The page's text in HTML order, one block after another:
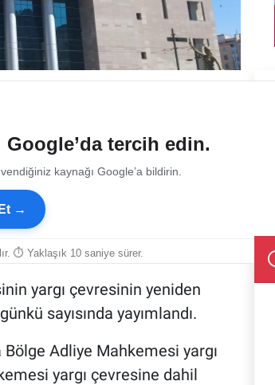
Google’da tercih edin.
kaynağı Google’a bildirin.
→
⏱ Yaklaşık 10 saniye sürer.
yargı çevresinin yeniden
sayısında yayımlandı.
Adliye Mahkemesi yargı
yargı çevresine dahil